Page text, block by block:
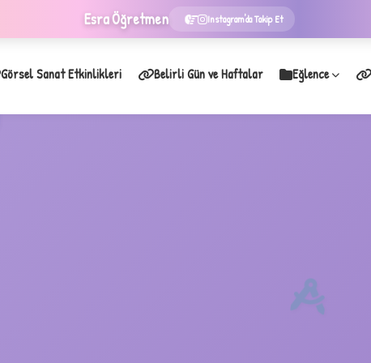
EsraÖğretmen Instagram'da Takip Et
Görsel Sanat Etkinlikleri Belirli Gün ve Haftalar Eğlence